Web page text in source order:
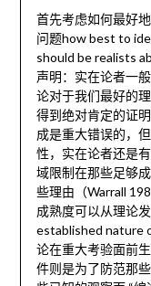
首先考虑如何最好
问题how best to
should be realists
声明：实在论者一
论对于我们最好的
得到绝对肯定的证
成是重大错误的，
性，实在论者还是
域限制在那些足够
些理由（Warrall
成熟度可以从理论
established nature
论在重大考验面前
件则是为了防范那